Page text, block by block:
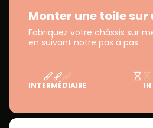
Monter une toile sur
Fabriquez votre châssis sur
en suivant notre pas à pas.
INTERMÉDIAIRE 1H